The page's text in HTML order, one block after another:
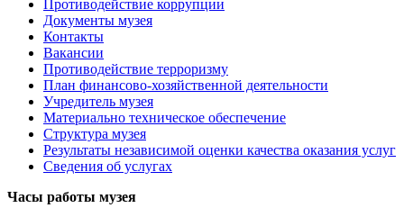
Противодействие коррупции
Документы музея
Контакты
Вакансии
Противодействие терроризму
План финансово-хозяйственной деятельности
Учредитель музея
Материально техническое обеспечение
Структура музея
Результаты независимой оценки качества оказания услуг
Сведения об услугах
Часы работы музея